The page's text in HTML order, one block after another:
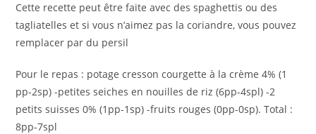
Cette recette peut être faite avec des spaghettis ou des
tagliatelles et si vous n’aimez pas la coriandre, vous pouvez
remplacer par du persil
Pour le repas : potage cresson courgette à la crème 4% (1
pp-2sp) -petites seiches en nouilles de riz (6pp-4spl) -2
petits suisses 0% (1pp-1sp) -fruits rouges (0pp-0sp). Total :
8pp-7spl